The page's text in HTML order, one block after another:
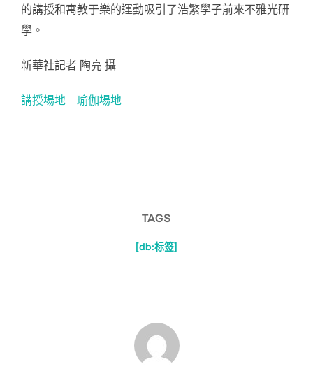
的講授和寓教于樂的運動吸引了浩繁學子前來不雅光研
學。
新華社記者 陶亮 攝
講授場地 瑜伽場地
TAGS
[db:标签]
POST AUTHOR